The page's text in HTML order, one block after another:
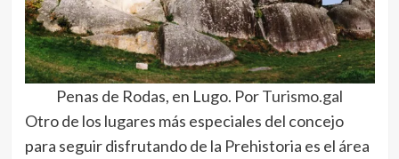
Penas de Rodas, en Lugo. PorTurismo.gal
Otro de los lugares más especiales del concejo
para seguir disfrutando de la Prehistoria es el área